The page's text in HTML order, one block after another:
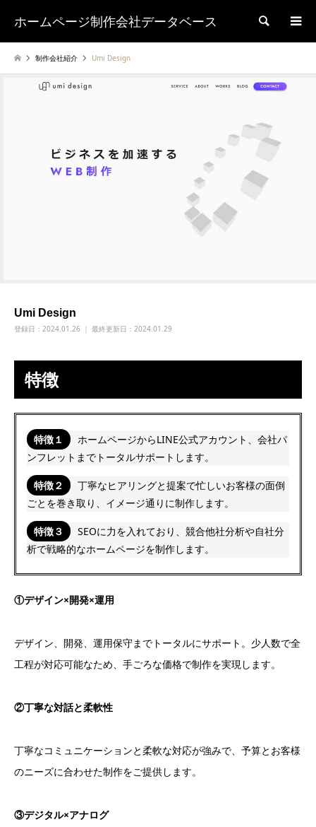
ホームページ制作会社データベース 検索
制作会社紹介 Umi Design
Umi Design
登録日： 2024.01.26 ｜ 最終更新日：2024.01.29
特徴
特徴１
ホームページからLINE公式アカウント、会社パ
ンフレットまでトータルサポートします。
特徴２
丁寧なヒアリングと提案で忙しいお客様の面倒
ごとを巻き取り、イメージ通りに制作します。
特徴３
SEOに力を入れており、競合他社分析や自社分
析で戦略的なホームページを制作します。
①デザイン×開発×運用
デザイン、開発、運用保守までトータルにサポート。少人数で全
工程が対応可能なため、手ごろな価格で制作を実現します。
②丁寧な対話と柔軟性
丁寧なコミュニケーションと柔軟な対応が強みで、予算とお客様
のニーズに合わせた制作をご提供します。
③デジタル×アナログ